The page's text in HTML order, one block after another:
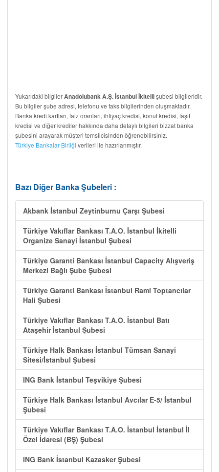
Yukarıdaki bilgilerAnadolubank A.Ş. İstanbul İkitellişubesi bilgileridir.
Bu bilgiler şube adresi, telefonu ve faks bilgilerinden oluşmaktadır.
Banka kredi kartları, faiz oranları, ihtiyaç kredisi, konut kredisi, taşıt
kredisi ve diğer krediler hakkında daha detaylı bilgileri bizzat banka
şubesini arayarak müşteri temsilcisinden öğrenebilirsiniz.
Türkiye Bankalar Birliği verileri ile hazırlanmıştır.
Bazı Diğer Banka Şubeleri :
Akbank İstanbul Zeytinburnu Çarşı Şubesi
Türkiye Vakıflar Bankası T.A.O. İstanbul İkitelli
Organize Sanayi İstanbul Şubesi
Türkiye Garanti Bankası İstanbul Capacity Alışveriş
Merkezi Bağlı Şube Şubesi
Türkiye Garanti Bankası İstanbul Rami Toptancılar
Hali Şubesi
Türkiye Vakıflar Bankası T.A.O. İstanbul Batı
Ataşehir İstanbul Şubesi
Türkiye Halk Bankası İstanbul Tümsan Sanayi
Sitesi/İstanbul Şubesi
ING Bank İstanbul Teşvikiye Şubesi
Türkiye Halk Bankası İstanbul Avcılar E-5/ İstanbul
Şubesi
Türkiye Vakıflar Bankası T.A.O. İstanbul İstanbul İl
Özel İdaresi (BŞ) Şubesi
ING Bank İstanbul Kazasker Şubesi